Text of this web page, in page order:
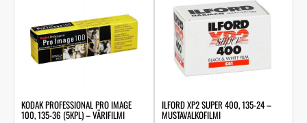
KODAK PROFESSIONAL PRO IMAGE
100, 135-36 (5KPL) – VÄRIFILMI
ILFORD XP2 SUPER 400, 135-24 –
MUSTAVALKOFILMI